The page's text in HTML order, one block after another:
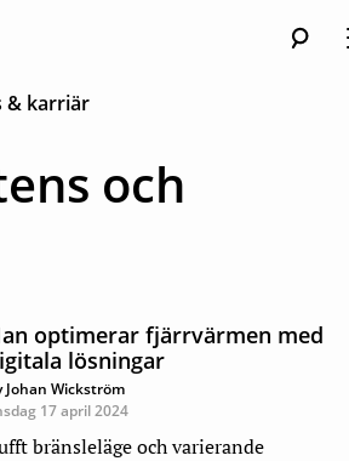
& karriär
och
optimerar fjärrvärmen med
lösningar
Johan Wickström
17 april 2024
bränsleläge och varierande